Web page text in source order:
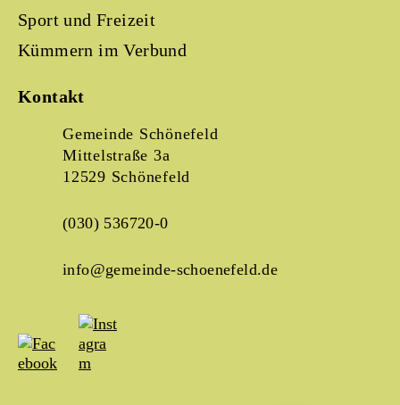
Sport und Freizeit
Kümmern im Verbund
Kontakt
Gemeinde Schönefeld
Mittelstraße 3a
12529 Schönefeld
(030) 536720-0
info@gemeinde-schoenefeld.de